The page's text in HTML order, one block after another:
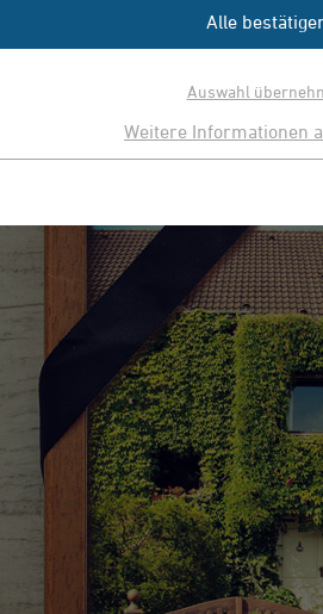
Alle
Auswahl
Weitere Informationen
müssen, erfahren Sie hier.